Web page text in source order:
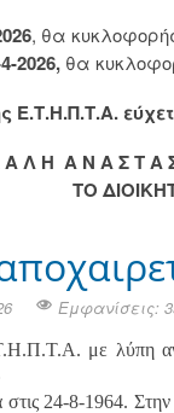
, θα
2026, θα
Ε.Τ.Η.Π.Τ.Α.
Α Λ Η Α Ν Α Σ Τ Α
ΤΟ
Εμφανίσεις:
με λύπη
24-8-1964.